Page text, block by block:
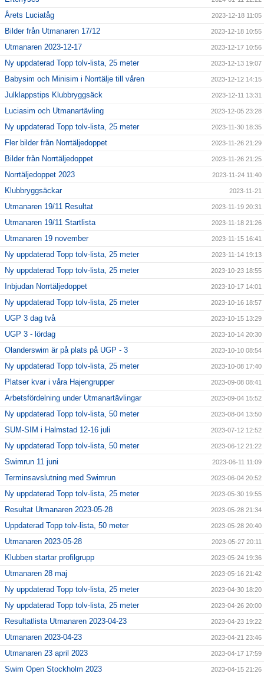
Årets Luciatåg 2023-12-18 11:05
Bilder från Utmanaren 17/12 2023-12-18 10:55
Utmanaren 2023-12-17 2023-12-17 10:56
Ny uppdaterad Topp tolv-lista, 25 meter 2023-12-13 19:07
Babysim och Minisim i Norrtälje till våren 2023-12-12 14:15
Julklappstips Klubbryggsäck 2023-12-11 13:31
Luciasim och Utmanartävling 2023-12-05 23:28
Ny uppdaterad Topp tolv-lista, 25 meter 2023-11-30 18:35
Fler bilder från Norrtäljedoppet 2023-11-26 21:29
Bilder från Norrtäljedoppet 2023-11-26 21:25
Norrtäljedoppet 2023 2023-11-24 11:40
Klubbryggsäckar 2023-11-21
Utmanaren 19/11 Resultat 2023-11-19 20:31
Utmanaren 19/11 Startlista 2023-11-18 21:26
Utmanaren 19 november 2023-11-15 16:41
Ny uppdaterad Topp tolv-lista, 25 meter 2023-11-14 19:13
Ny uppdaterad Topp tolv-lista, 25 meter 2023-10-23 18:55
Inbjudan Norrtäljedoppet 2023-10-17 14:01
Ny uppdaterad Topp tolv-lista, 25 meter 2023-10-16 18:57
UGP 3 dag två 2023-10-15 13:29
UGP 3 - lördag 2023-10-14 20:30
Olanderswim är på plats på UGP - 3 2023-10-10 08:54
Ny uppdaterad Topp tolv-lista, 25 meter 2023-10-08 17:40
Platser kvar i våra Hajengrupper 2023-09-08 08:41
Arbetsfördelning under Utmanartävlingar 2023-09-04 15:52
Ny uppdaterad Topp tolv-lista, 50 meter 2023-08-04 13:50
SUM-SIM i Halmstad 12-16 juli 2023-07-12 12:52
Ny uppdaterad Topp tolv-lista, 50 meter 2023-06-12 21:22
Swimrun 11 juni 2023-06-11 11:09
Terminsavslutning med Swimrun 2023-06-04 20:52
Ny uppdaterad Topp tolv-lista, 25 meter 2023-05-30 19:55
Resultat Utmanaren 2023-05-28 2023-05-28 21:34
Uppdaterad Topp tolv-lista, 50 meter 2023-05-28 20:40
Utmanaren 2023-05-28 2023-05-27 20:11
Klubben startar profilgrupp 2023-05-24 19:36
Utmanaren 28 maj 2023-05-16 21:42
Ny uppdaterad Topp tolv-lista, 25 meter 2023-04-30 18:20
Ny uppdaterad Topp tolv-lista, 25 meter 2023-04-26 20:00
Resultatlista Utmanaren 2023-04-23 2023-04-23 19:22
Utmanaren 2023-04-23 2023-04-21 23:46
Utmanaren 23 april 2023 2023-04-17 17:59
Swim Open Stockholm 2023 2023-04-15 21:26